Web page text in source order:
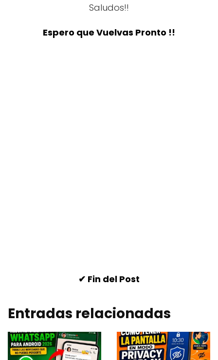
Saludos!!
Espero que Vuelvas Pronto !!
✔ Fin del Post
Entradas relacionadas